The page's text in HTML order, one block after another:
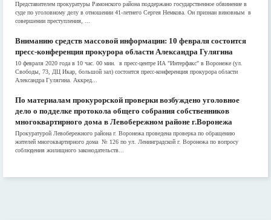
Представителем прокуратуры Рамонского района поддержано государственное обвинение в
суде по уголовному делу в отношении 41-летнего Сергея Немкова. Он признан виновным в
совершении преступления, ...
Вниманию средств массовой информации: 10 февраля состоится
пресс-конференция прокурора области Александра Гулягина
10 февраля 2020 года в 10 час. 00 мин. в пресс-центре ИА "Интерфакс" в Воронеже (ул.
Свободы, 73, ДЦ Икар, большой зал) состоится пресс-конференция прокурора области
Александра Гулягина. Аккред...
По материалам прокурорской проверки возбуждено уголовное
дело о подделке протокола общего собрания собственников
многоквартирного дома в Левобережном районе г.Воронежа
Прокуратурой Левобережного района г. Воронежа проведена проверка по обращению
жителей многоквартирного дома № 126 по ул. Ленинградской г. Воронежа по вопросу
соблюдения жилищного законодательств...